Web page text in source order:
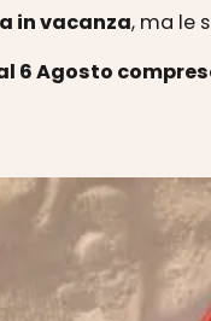
in vacanza, ma le
6 Agosto